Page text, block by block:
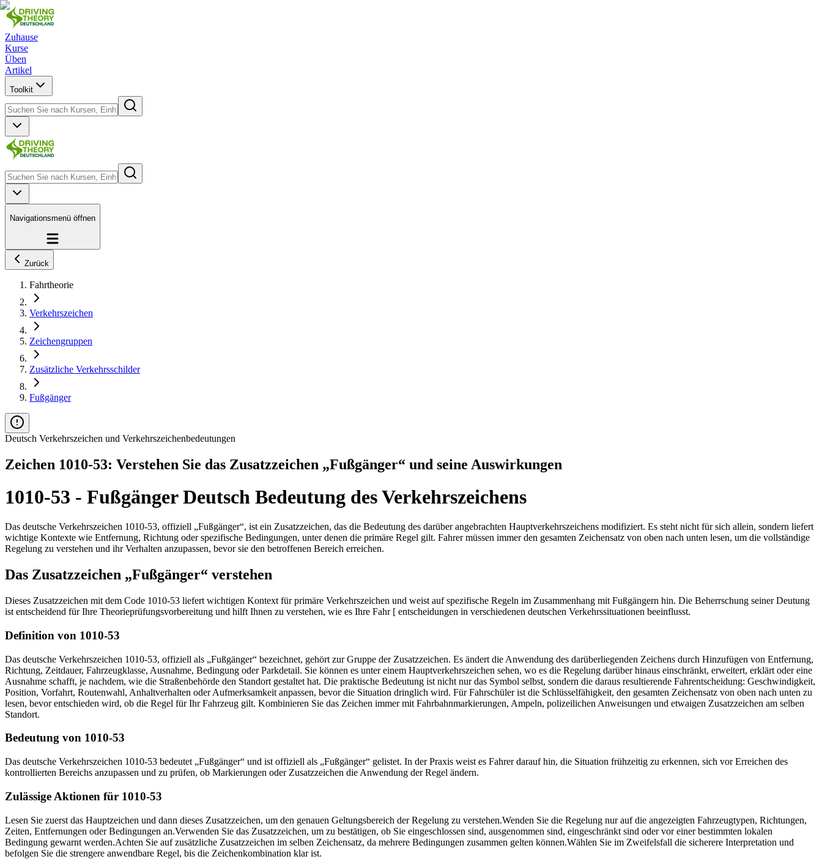
Zuhause
Kurse
Üben
Artikel
Toolkit
Navigationsmenü öffnen
Zurück
Fahrtheorie
Verkehrszeichen
Zeichengruppen
Zusätzliche Verkehrsschilder
Fußgänger
Deutsch Verkehrszeichen und Verkehrszeichenbedeutungen
Zeichen 1010-53: Verstehen Sie das Zusatzzeichen „Fußgänger“ und seine Auswirkungen
1010-53 - Fußgänger Deutsch Bedeutung des Verkehrszeichens
Das deutsche Verkehrszeichen 1010-53, offiziell „Fußgänger“, ist ein Zusatzzeichen, das die Bedeutung des darüber angebrachten Hauptverkehrszeichens modifiziert. Es steht nicht für sich allein, sondern liefert
wichtige Kontexte wie Entfernung, Richtung oder spezifische Bedingungen, unter denen die primäre Regel gilt. Fahrer müssen immer den gesamten Zeichensatz von oben nach unten lesen, um die vollständige
Regelung zu verstehen und ihr Verhalten anzupassen, bevor sie den betroffenen Bereich erreichen.
Das Zusatzzeichen „Fußgänger“ verstehen
Dieses Zusatzzeichen mit dem Code 1010-53 liefert wichtigen Kontext für primäre Verkehrszeichen und weist auf spezifische Regeln im Zusammenhang mit Fußgängern hin. Die Beherrschung seiner Deutung
ist entscheidend für Ihre Theorieprüfungsvorbereitung und hilft Ihnen zu verstehen, wie es Ihre Fahr [ entscheidungen in verschiedenen deutschen Verkehrssituationen beeinflusst.
Definition von 1010-53
Das deutsche Verkehrszeichen 1010-53, offiziell als „Fußgänger“ bezeichnet, gehört zur Gruppe der Zusatzzeichen. Es ändert die Anwendung des darüberliegenden Zeichens durch Hinzufügen von Entfernung,
Richtung, Zeitdauer, Fahrzeugklasse, Ausnahme, Bedingung oder Parkdetail. Sie können es unter einem Hauptverkehrszeichen sehen, wo es die Regelung darüber hinaus einschränkt, erweitert, erklärt oder eine
Ausnahme schafft, je nachdem, wie die Straßenbehörde den Standort gestaltet hat. Die praktische Bedeutung ist nicht nur das Symbol selbst, sondern die daraus resultierende Fahr­ent­schei­dung: Geschwindigkeit,
Position, Vorfahrt, Routenwahl, Anhalt­ver­halten oder Aufmerksamkeit anpassen, bevor die Situation dringlich wird. Für Fahrschüler ist die Schlüssel­fähigkeit, den gesamten Zeichensatz von oben nach unten zu
lesen, bevor entschieden wird, ob die Regel für Ihr Fahrzeug gilt. Kombinieren Sie das Zeichen immer mit Fahrbahnmarkierungen, Ampeln, polizeilichen Anweisungen und etwaigen Zusatzzeichen am selben
Standort.
Bedeutung von 1010-53
Das deutsche Verkehrszeichen 1010-53 bedeutet „Fußgänger“ und ist offiziell als „Fußgänger“ gelistet. In der Praxis weist es Fahrer darauf hin, die Situation frühzeitig zu erkennen, sich vor Erreichen des
kontrollierten Bereichs anzupassen und zu prüfen, ob Markierungen oder Zusatzzeichen die Anwendung der Regel ändern.
Zulässige Aktionen für 1010-53
Lesen Sie zuerst das Hauptzeichen und dann dieses Zusatzzeichen, um den genauen Geltungsbereich der Regelung zu verstehen.Wenden Sie die Regelung nur auf die angezeigten Fahrzeugtypen, Richtungen,
Zeiten, Entfernungen oder Bedingungen an.Verwenden Sie das Zusatzzeichen, um zu bestätigen, ob Sie eingeschlossen sind, ausgenommen sind, eingeschränkt sind oder vor einer bestimmten lokalen
Bedingung gewarnt werden.Achten Sie auf zusätzliche Zusatzzeichen im selben Zeichensatz, da mehrere Bedingungen zusammen gelten können.Wählen Sie im Zweifelsfall die sicherere Interpretation und
befolgen Sie die strengere anwendbare Regel, bis die Zeichenkombination klar ist.